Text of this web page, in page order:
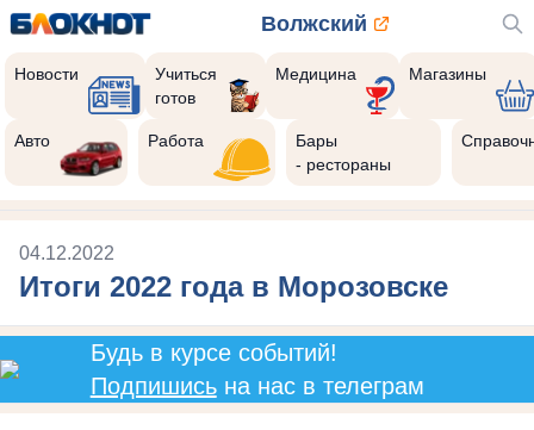
Волжский
Новости
Учиться
готов
Медицина Магазины
Авто Работа
Бары
- рестораны
04.12.2022
Итоги 2022 года в Морозовске
Будь в курсе событий!
Подпишисьна нас в телеграм